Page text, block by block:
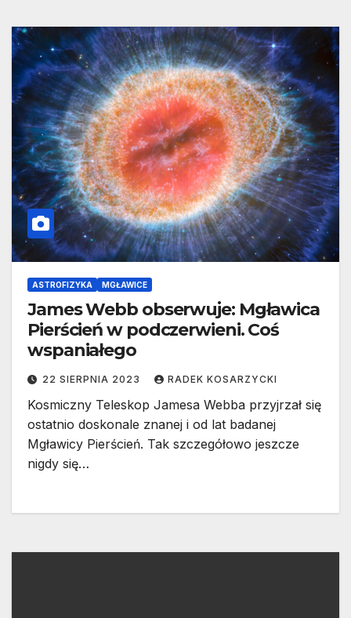
ASTROFIZYKA MGŁAWICE
James Webb obserwuje: Mgławica
Pierścień w podczerwieni. Coś
wspaniałego
22 SIERPNIA 2023 RADEK KOSARZYCKI
Kosmiczny Teleskop Jamesa Webba przyjrzał się
ostatnio doskonale znanej i od lat badanej
Mgławicy Pierścień. Tak szczegółowo jeszcze
nigdy się…